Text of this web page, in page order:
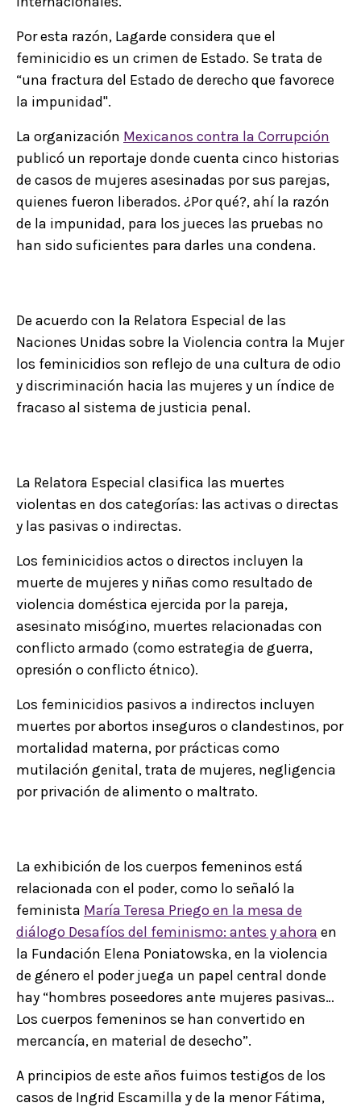
Por esta razón, Lagarde considera que el
feminicidio es un crimen de Estado. Se trata de
“una fractura del Estado de derecho que favorece
la impunidad".
La organización Mexicanos contra la Corrupción
publicó un reportaje donde cuenta cinco historias
de casos de mujeres asesinadas por sus parejas,
quienes fueron liberados. ¿Por qué?, ahí la razón
de la impunidad, para los jueces las pruebas no
han sido suficientes para darles una condena.
De acuerdo con la Relatora Especial de las
Naciones Unidas sobre la Violencia contra la Mujer
los feminicidios son reflejo de una cultura de odio
y discriminación hacia las mujeres y un índice de
fracaso al sistema de justicia penal.
La Relatora Especial clasifica las muertes
violentas en dos categorías: las activas o directas
y las pasivas o indirectas.
Los feminicidios actos o directos incluyen la
muerte de mujeres y niñas como resultado de
violencia doméstica ejercida por la pareja,
asesinato misógino, muertes relacionadas con
conflicto armado (como estrategia de guerra,
opresión o conflicto étnico).
Los feminicidios pasivos a indirectos incluyen
muertes por abortos inseguros o clandestinos, por
mortalidad materna, por prácticas como
mutilación genital, trata de mujeres, negligencia
por privación de alimento o maltrato.
La exhibición de los cuerpos femeninos está
relacionada con el poder, como lo señaló la
feminista María Teresa Priego en la mesa de
diálogo Desafíos del feminismo: antes y ahora en
la Fundación Elena Poniatowska, en la violencia
de género el poder juega un papel central donde
hay “hombres poseedores ante mujeres pasivas…
Los cuerpos femeninos se han convertido en
mercancía, en material de desecho”.
A principios de este años fuimos testigos de los
casos de Ingrid Escamilla y de la menor Fátima,